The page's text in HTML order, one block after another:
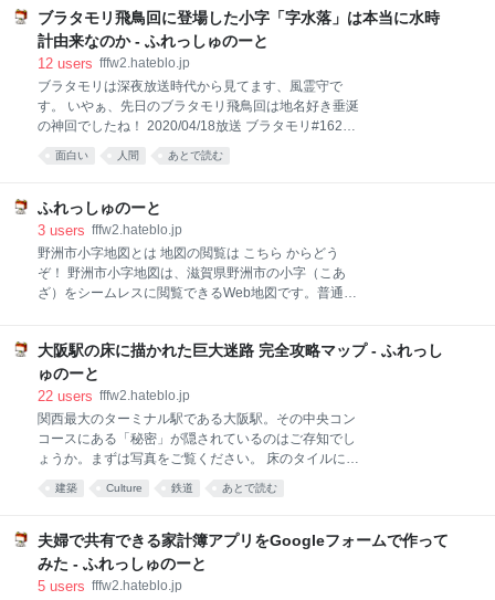
ですが、スマホの小さな画面でGoogleスプレッドシー
トを直接見るのは
し） 大字（旧藩政村）単位で1から順に地番を振る方
法です。3桁や4桁の大きな地番になることもしばし
ば。小字*1がなくても地番だけで土地を特定できるの
で、一村通しの地域では小字が省略され、住民に小字
の存在すら知られていないことが多いです。 一村通し
の例：埼玉県 上尾市 平方 453-1 登記上の正式な住所
単位で地番を振る地域なので、小字が必要なく、大字
方」には「横町」「石井戸」「三ツ塚」「南」などの
小字が20個程度ありますが、普通の地図には小字が
ブラタモリ飛鳥回に登場した小字「字水落」は本当に水時
計由来なのか - ふれっしゅのーと
12 users fffw2.hateblo.jp
ブラタモリは深夜放送時代から見てます、風霊守で
す。 いやぁ、先日のブラタモリ飛鳥回は地名好き垂涎
の神回でしたね！ 2020/04/18放送 ブラタモリ#162
「奈良・飛鳥〜なぜ飛鳥は日本の国の礎となったの
か?〜」 www.nhk.jp 斉明天皇の時代の国づくりを飛鳥
取り出したのが、明治22年『高市郡飛鳥村実測全図』
でした。字名と地番がびっしりと描かれた地図がアッ
プになった瞬間、全国の小字ファンの皆様におかれま
しては、「おおおっ！地籍図だ！！」とテレビの前で
拍手喝采したことでしょう。 そして、タモリ一行は古
が建てられた遺跡です。日本書紀にも登場する時計
で、階段状の水槽に水を注ぎ、下の水槽に溜まる水の
量で時間を計るという仕組みでした。 飛鳥水落遺跡
面白い 人間 あとで読む
ふれっしゅのーと
3 users fffw2.hateblo.jp
野洲市小字地図とは 地図の閲覧は こちら からどう
ぞ！ 野洲市小字地図は、滋賀県野洲市の小字（こあ
ざ）をシームレスに閲覧できるWeb地図です。普通の
た。 「そもそも "小字" って何？」という方は、まず以
下の記事をお読みください。 fffw2.hateblo.jp 基礎資料
は野洲町史編さん室『明治の村絵図』(1986) [1] に掲
載されている小字比定図および地籍図 (e.g. 地券取調総
絵図) です。 山間部の小字は地籍図の精度が著しく低
いため『明治の村絵図』では割愛されていますが、本
地番界をもとに可能な限り小字界を復原しました。 注
字のみを掲載しています。今後、旧中主町域も含めて
いく予定で
大阪駅の床に描かれた巨大迷路 完全攻略マップ - ふれっし
ゅのーと
22 users fffw2.hateblo.jp
関西最大のターミナル駅である大阪駅。その中央コン
コースにある「秘密」が隠されているのはご存知でし
ょうか。まずは写真をご覧ください。 床のタイルに注
目。 黒色と白色のタイルが奇妙な配置で敷き詰められ
ていることが気になりませんか。 実は…… 巨 大 迷
歩いて迷路の端っこまで行ってみると、スタートとゴ
ールと思われる場所にちゃんと小さな菱形の印が埋め
込まれていました。*1 迷路の大きさ 朝日放送「ビーバ
建築 Culture 鉄道 あとで読む
夫婦で共有できる家計簿アプリをGoogleフォームで作って
みた - ふれっしゅのーと
5 users fffw2.hateblo.jp